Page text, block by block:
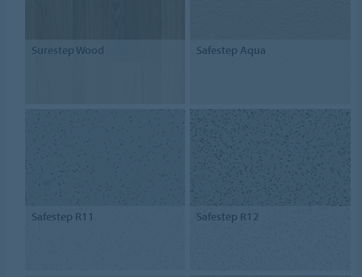
Surestep Wood Safestep Aqua
Safestep R11 Safestep R12